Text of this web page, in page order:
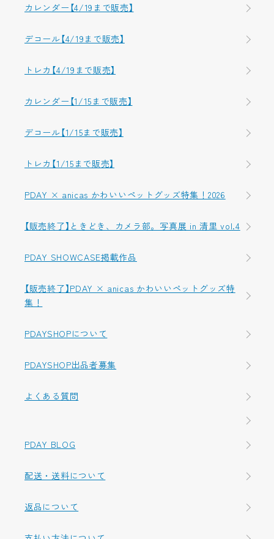
カレンダー【4/19まで販売】
デコール【4/19まで販売】
トレカ【4/19まで販売】
カレンダー【1/15まで販売】
デコール【1/15まで販売】
トレカ【1/15まで販売】
PDAY × anicas かわいいペットグッズ特集！2026
【販売終了】ときどき、カメラ部。写真展 in 清里 vol.4
PDAY SHOWCASE掲載作品
【販売終了】PDAY × anicas かわいいペットグッズ特
集！
PDAYSHOPについて
PDAYSHOP出品者募集
よくある質問
PDAY BLOG
配送・送料について
返品について